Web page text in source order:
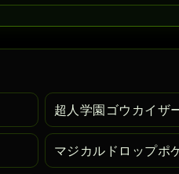
超人学園ゴウカイザ
マジカルドロップポ